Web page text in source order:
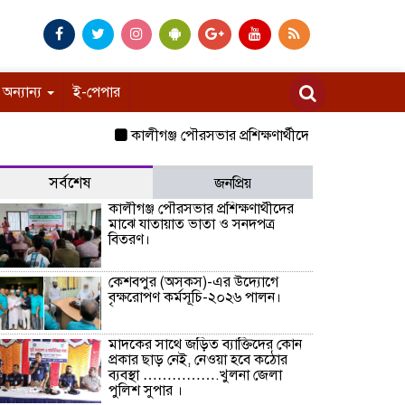
অন্যান্য ই-পেপার
কালীগঞ্জ পৌরসভার প্রশিক্ষণার্থীদের মাঝে যাতায়াত
সর্বশেষ
জনপ্রিয়
কালীগঞ্জ পৌরসভার প্রশিক্ষণার্থীদের
মাঝে যাতায়াত ভাতা ও সনদপত্র
বিতরণ।
কেশবপুর (অসকস)-এর উদ্যোগে
বৃক্ষরোপণ কর্মসূচি-২০২৬ পালন।
মাদকের সাথে জড়িত ব্যাক্তিদের কোন
প্রকার ছাড় নেই, নেওয়া হবে কঠোর
ব্যবস্থা …………….খুলনা জেলা
পুলিশ সুপার ।